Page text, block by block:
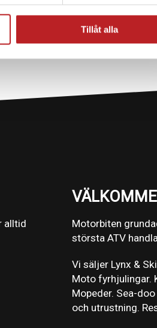
Tillåt alla
alltid
Motorbiten
största ATV
Vi säljer Lynx &
Moto fyrhjulingar.
Mopeder. Sea-
och utrustning.